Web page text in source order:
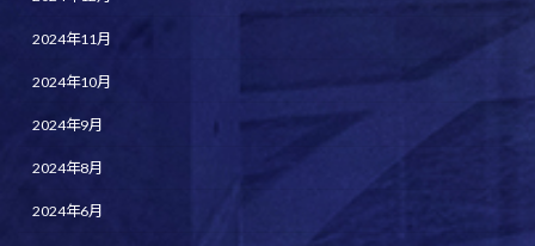
2024年11月
2024年10月
2024年9月
2024年8月
2024年6月